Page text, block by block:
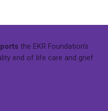
the EKR Foundation’s
end of life care and grief